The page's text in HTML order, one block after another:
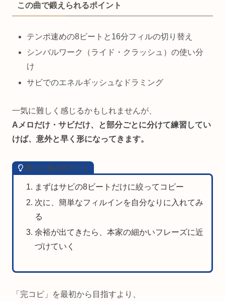
この曲で鍛えられるポイント
テンポ速めの8ビートと16分フィルの切り替え
シンバルワーク（ライド・クラッシュ）の使い分
け
サビでのエネルギッシュなドラミング
一気に難しく感じるかもしれませんが、
Aメロだけ・サビだけ、と部分ごとに分けて練習してい
けば、意外と早く形になってきます。
叩くときのポイント
まずはサビの8ビートだけに絞ってコピー
次に、簡単なフィルインを自分なりに入れてみ
る
余裕が出てきたら、本家の細かいフレーズに近
づけていく
「完コピ」を最初から目指すより、